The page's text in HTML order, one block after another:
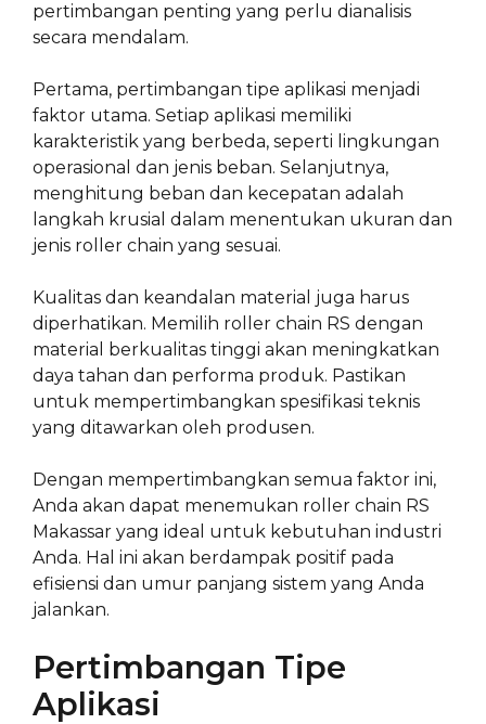
pertimbangan penting yang perlu dianalisis
secara mendalam.
Pertama, pertimbangan tipe aplikasi menjadi
faktor utama. Setiap aplikasi memiliki
karakteristik yang berbeda, seperti lingkungan
operasional dan jenis beban. Selanjutnya,
menghitung beban dan kecepatan adalah
langkah krusial dalam menentukan ukuran dan
jenis roller chain yang sesuai.
Kualitas dan keandalan material juga harus
diperhatikan. Memilih roller chain RS dengan
material berkualitas tinggi akan meningkatkan
daya tahan dan performa produk. Pastikan
untuk mempertimbangkan spesifikasi teknis
yang ditawarkan oleh produsen.
Dengan mempertimbangkan semua faktor ini,
Anda akan dapat menemukan roller chain RS
Makassar yang ideal untuk kebutuhan industri
Anda. Hal ini akan berdampak positif pada
efisiensi dan umur panjang sistem yang Anda
jalankan.
Pertimbangan Tipe
Aplikasi